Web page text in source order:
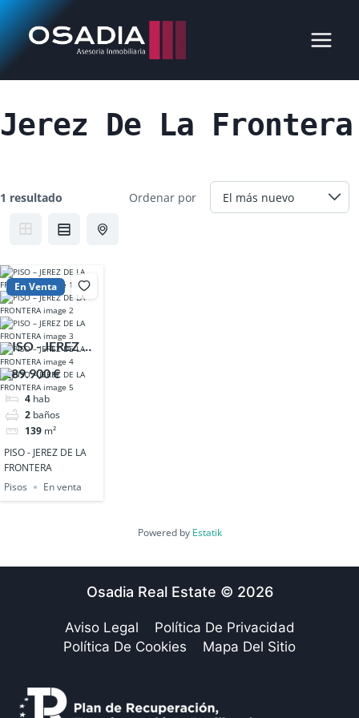
Saltar
Jerez De La Frontera
1 resultado Ordenar por
En Venta
PISO - JEREZ DE
LA FRONTERA
289.900 €
4 hab
2 baños
139 m²
PISO - JEREZ DE LA
FRONTERA
Pisos
En venta
Powered by Estatik
Osadia Real Estate © 2026
Aviso Legal
Política De Privacidad
Política De Cookies
Mapa Del Sitio